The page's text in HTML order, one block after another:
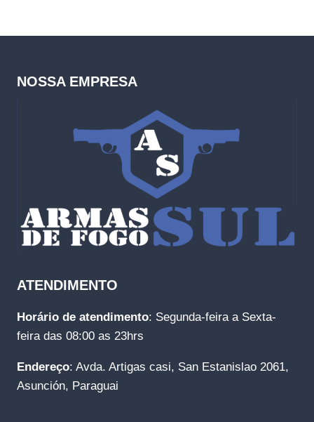
NOSSA EMPRESA
ATENDIMENTO
Horário de atendimento: Segunda-feira a Sexta-
feira das 08:00 as 23hrs
Endereço: Avda. Artigas casi, San Estanislao 2061,
Asunción, Paraguai